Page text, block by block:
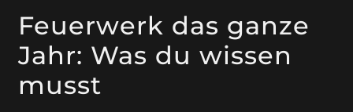
Feuerwerk das ganze
Jahr: Was du wissen
musst